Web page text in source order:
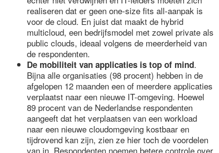
realiseren dat er geen one-size fits all-aanpak is
voor de cloud. En juist dat maakt de hybrid
multicloud, een bedrijfsmodel met zowel private als
public clouds, ideaal volgens de meerderheid van
de respondenten.
De mobiliteit van applicaties is top of mind.
Bijna alle organisaties (98 procent) hebben in de
afgelopen 12 maanden een of meerdere applicaties
verplaatst naar een nieuwe IT-omgeving. Hoewel
89 procent van de Nederlandse respondenten
aangeeft dat het verplaatsen van een workload
naar een nieuwe cloudomgeving kostbaar en
tijdrovend kan zijn, zien ze hier toch de voordelen
van in. Respondenten noemen betere controle over